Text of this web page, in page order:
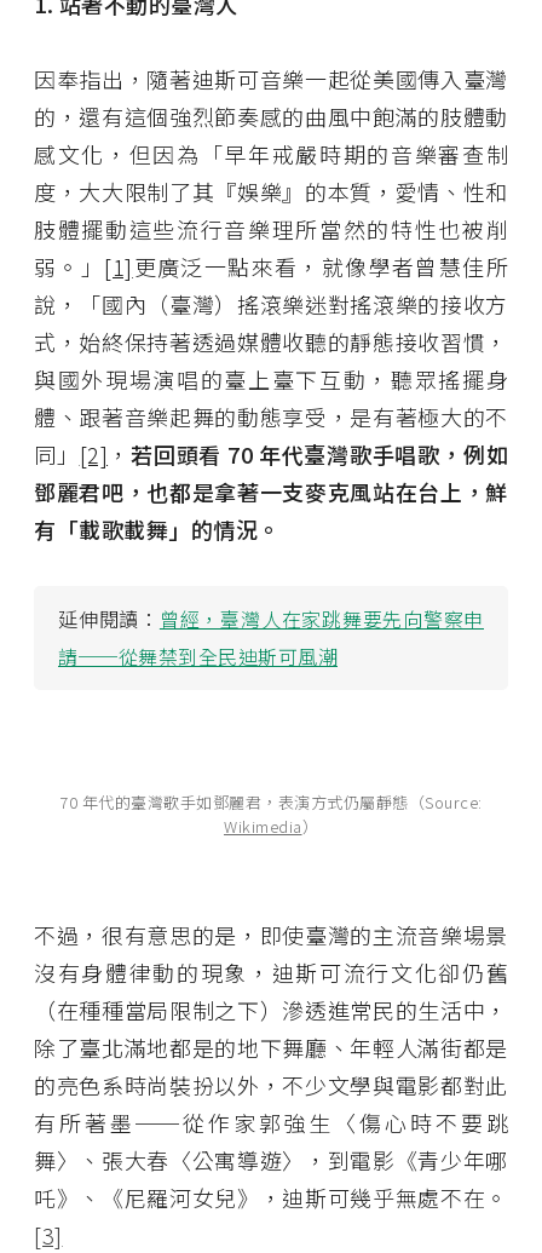
因奉指出，隨著迪斯可音樂一起從美國傳入臺灣
的，還有這個強烈節奏感的曲風中飽滿的肢體動
感文化，但因為「早年戒嚴時期的音樂審查制
度，大大限制了其『娛樂』的本質，愛情、性和
肢體擺動這些流行音樂理所當然的特性也被削
弱。」 [1]更廣泛一點來看，就像學者曾慧佳所
說，「國內（臺灣）搖滾樂迷對搖滾樂的接收方
式，始終保持著透過媒體收聽的靜態接收習慣，
與國外現場演唱的臺上臺下互動，聽眾搖擺身
體、跟著音樂起舞的動態享受，是有著極大的不
同」 [2] ，若回頭看 70 年代臺灣歌手唱歌，例如
鄧麗君吧，也都是拿著一支麥克風站在台上，鮮
有「載歌載舞」的情況。
延伸閱讀： 曾經，臺灣人在家跳舞要先向警察申
請──從舞禁到全民迪斯可風潮
70 年代的臺灣歌手如鄧麗君，表演方式仍屬靜態（Source:
Wikimedia）
不過，很有意思的是，即使臺灣的主流音樂場景
沒有身體律動的現象，迪斯可流行文化卻仍舊
（在種種當局限制之下）滲透進常民的生活中，
除了臺北滿地都是的地下舞廳、年輕人滿街都是
的亮色系時尚裝扮以外，不少文學與電影都對此
有所著墨──從作家郭強生〈傷心時不要跳
舞〉、張大春〈公寓導遊〉，到電影《青少年哪
吒》、《尼羅河女兒》，迪斯可幾乎無處不在。
[3]